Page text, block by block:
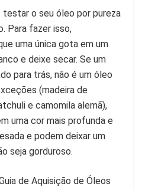
o seu óleo por pureza
Para fazer isso,
uma única gota em um
e deixe secar. Se um
para trás, não é um óleo
(madeira de
e camomila alemã),
uma cor mais profunda e
e podem deixar um
seja gorduroso.
de Aquisição de Óleos